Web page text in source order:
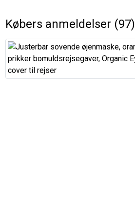
Købers anmeldelser (97)